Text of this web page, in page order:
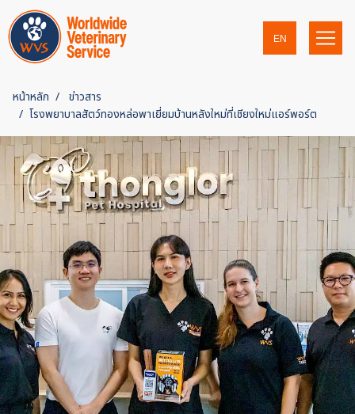
EN
หน้าหลัก
ข่าวสาร
โรงพยาบาลสัตว์ทองหล่อพาเยี่ยมบ้านหลังใหม่ที่เชียงใหม่แอร์พอร์ต